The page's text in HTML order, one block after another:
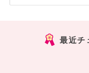
最近チ